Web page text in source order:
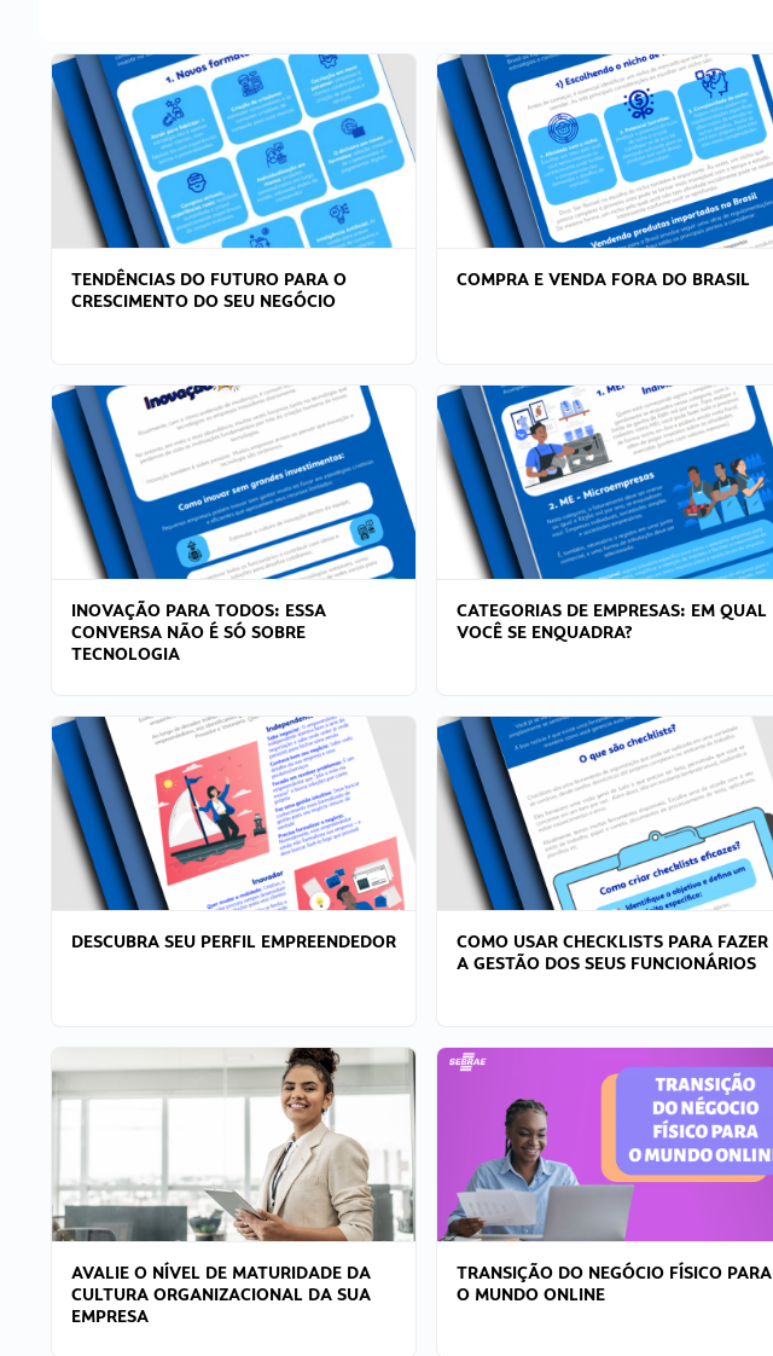
TENDÊNCIAS DO FUTURO PARA O
CRESCIMENTO DO SEU NEGÓCIO
COMPRA E VENDA FORA DO BRASIL
INOVAÇÃO PARA TODOS: ESSA
CONVERSA NÃO É SÓ SOBRE
TECNOLOGIA
CATEGORIAS DE EMPRESAS: EM QUAL
VOCÊ SE ENQUADRA?
DESCUBRA SEU PERFIL EMPREENDEDOR
COMO USAR CHECKLISTS PARA FAZER
A GESTÃO DOS SEUS FUNCIONÁRIOS
AVALIE O NÍVEL DE MATURIDADE DA
CULTURA ORGANIZACIONAL DA SUA
EMPRESA
TRANSIÇÃO DO NEGÓCIO FÍSICO PARA
O MUNDO ONLINE